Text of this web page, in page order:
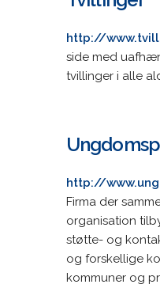
http://
side med
tvillinger i alle
http://
Firma der
organisation
støtte- og
og forskellige
kommuner og